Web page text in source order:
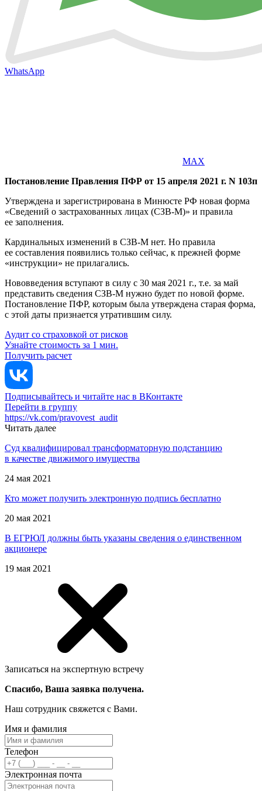
WhatsApp
MAX
Постановление Правления ПФР от 15 апреля 2021 г. N 103п
Утверждена и зарегистрирована в Минюсте РФ новая форма
«Сведений о застрахованных лицах (СЗВ-М)» и правила
ее заполнения.
Кардинальных изменений в СЗВ-М нет. Но правила
ее составления появились только сейчас, к прежней форме
«инструкции» не прилагались.
Нововведения вступают в силу с 30 мая 2021 г., т.е. за май
представить сведения СЗВ-М нужно будет по новой форме.
Постановление ПФР, которым была утверждена старая форма,
с этой даты признается утратившим силу.
Аудит со страховкой от рисков
Узнайте стоимость за 1 мин.
Получить расчет
Подписывайтесь и читайте нас в ВКонтакте
Перейти в группу
https://vk.com/pravovest_audit
Читать далее
Суд квалифицировал трансформаторную подстанцию
в качестве движимого имущества
24 мая 2021
Кто может получить электронную подпись бесплатно
20 мая 2021
В ЕГРЮЛ должны быть указаны сведения о единственном
акционере
19 мая 2021
Записаться на экспертную встречу
Спасибо, Ваша заявка получена.
Наш сотрудник свяжется с Вами.
Имя и фамилия
Телефон
Электронная почта